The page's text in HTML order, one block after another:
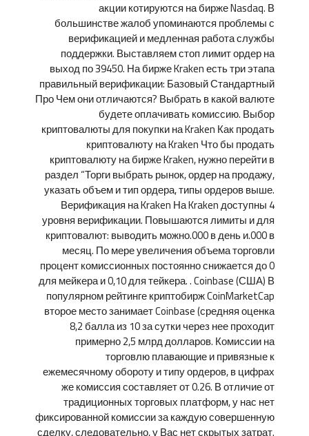
акции котируются на бирже Nasdaq. В
большинстве жалоб упоминаются проблемы с
верификацией и медленная работа службы
поддержки. Выставляем стоп лимит ордер на
выход по 39450. На бирже Kraken есть три этапа
правильный верификации: Базовый Стандартный
Про Чем они отличаются? Выбрать в какой валюте
будете оплачивать комиссию. Выбор
криптовалюты для покупки на Kraken Как продать
криптовалюту на Kraken Что бы продать
криптовалюту на бирже Kraken, нужно перейти в
раздел “Торги выбрать рынок, ордер на продажу,
указать объем и тип ордера, типы ордеров выше.
Верификация на Kraken На Kraken доступны 4
уровня верификации. Повышаются лимиты и для
криптовалют: выводить можно.000 в день и.000 в
месяц. По мере увеличения объема торговли
процент комиссионных постоянно снижается до 0
для мейкера и 0,10 для тейкера. . Coinbase (США) В
популярном рейтинге криптобирж CoinMarketCap
второе место занимает Coinbase (средняя оценка
8,2 балла из 10 за сутки через нее проходит
примерно 2,5 млрд долларов. Комиссии на
торговлю плавающие и привязные к
ежемесячному обороту и типу ордеров, в цифрах
же комиссия составляет от 0.26. В отличие от
традиционных торговых платформ, у нас нет
фиксированной комиссии за каждую совершенную